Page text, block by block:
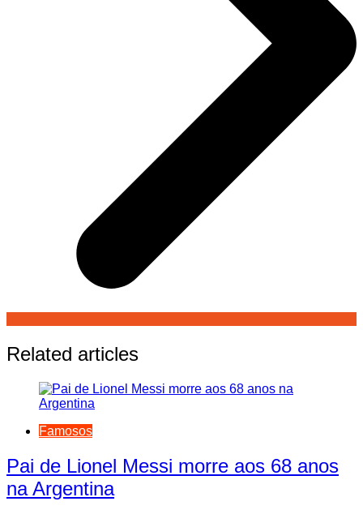
Related articles
Famosos
Pai de Lionel Messi morre aos 68 anos
na Argentina